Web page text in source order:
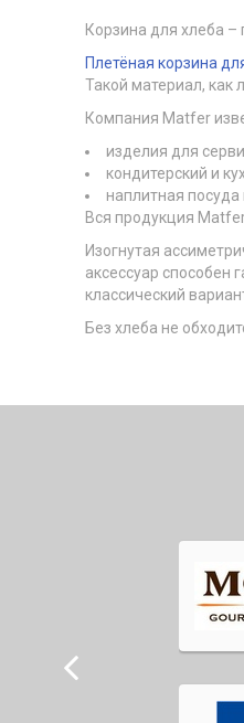
Корзина для хлеба
Плетёная корзина
Такой материал, как
Компания Matfer
изделия для
кондитерский и
наплитная посуда
Вся продукция
Изогнутая
аксессуар способен
классический
Без хлеба не